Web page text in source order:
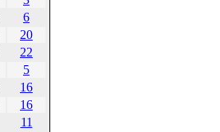
6
20
22
5
16
16
11